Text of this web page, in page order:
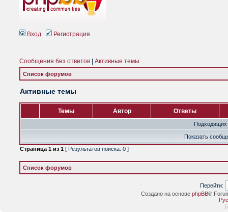
Вход Регистрация
Сообщения без ответов Активные темы
Список форумов
Активные темы
Темы Автор Ответы
Подходящих
Показать
Страница 1 из 1 [ Результатов поиска: 0 ]
Список форумов
Перейти:
Создано на основе phpBB®
[